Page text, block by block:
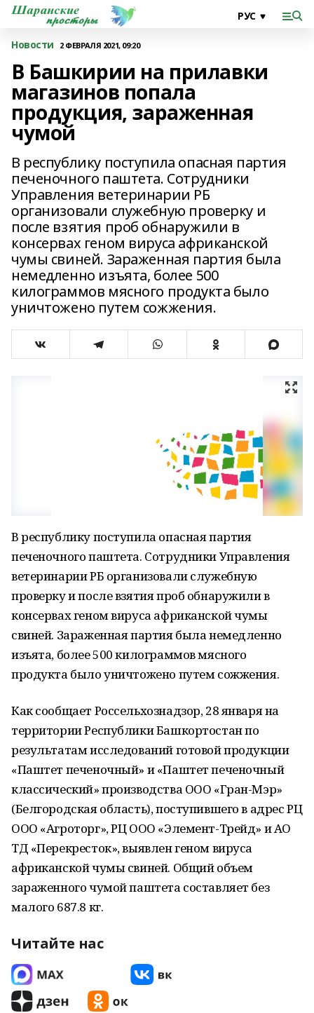
Новости 2 ФЕВРАЛЯ 2021, 09:20
В Башкирии на прилавки
магазинов попала
продукция, зараженная
чумой
В республику поступила опасная партия
печеночного паштета. Сотрудники
Управления ветеринарии РБ
организовали служебную проверку и
после взятия проб обнаружили в
консервах геном вируса африканской
чумы свиней. Зараженная партия была
немедленно изъята, более 500
килограммов мясного продукта было
уничтожено путем сожжения.
В республику поступила опасная партия
печеночного паштета. Сотрудники Управления
ветеринарии РБ организовали служебную
проверку и после взятия проб обнаружили в
консервах геном вируса африканской чумы
свиней. Зараженная партия была немедленно
изъята, более 500 килограммов мясного
продукта было уничтожено путем сожжения.
Как сообщает Россельхознадзор, 28 января на
территории Республики Башкортостан по
результатам исследований готовой продукции
«Паштет печеночный» и «Паштет печеночный
классический» производства ООО «Гран-Мэр»
(Белгородская область), поступившего в адрес РЦ
ООО «Агроторг», РЦ ООО «Элемент-Трейд» и АО
ТД «Перекресток», выявлен геном вируса
африканской чумы свиней. Общий объем
зараженного чумой паштета составляет без
малого 687.8 кг.
Читайте нас